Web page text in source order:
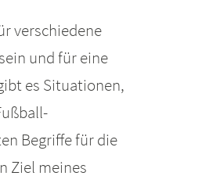
verschiedene
und für eine
es Situationen,
Begriffe für die
Ziel meines